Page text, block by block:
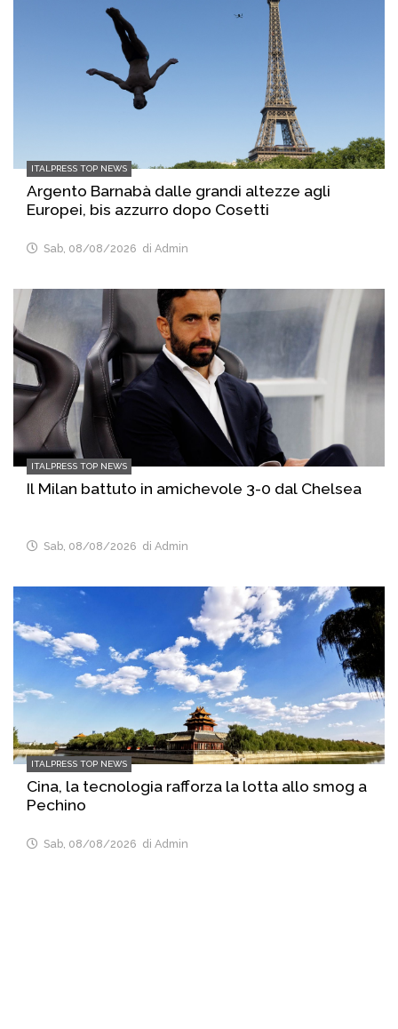
ITALPRESS TOP NEWS
Argento Barnabà dalle grandi altezze agli
Europei, bis azzurro dopo Cosetti
Sab, 08/08/2026 di Admin
ITALPRESS TOP NEWS
Il Milan battuto in amichevole 3-0 dal Chelsea
Sab, 08/08/2026 di Admin
ITALPRESS TOP NEWS
Cina, la tecnologia rafforza la lotta allo smog a
Pechino
Sab, 08/08/2026 di Admin